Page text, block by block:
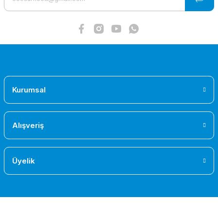
Kurumsal
Alışveriş
Üyelik